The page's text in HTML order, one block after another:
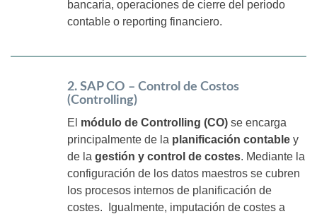
bancaria, operaciones de cierre del periodo
contable o reporting financiero.
2. SAP CO – Control de Costos
(Controlling)
El módulo de Controlling (CO) se encarga
principalmente de la planificación contable y
de la gestión y control de costes. Mediante la
configuración de los datos maestros se cubren
los procesos internos de planificación de
costes. Igualmente, imputación de costes a